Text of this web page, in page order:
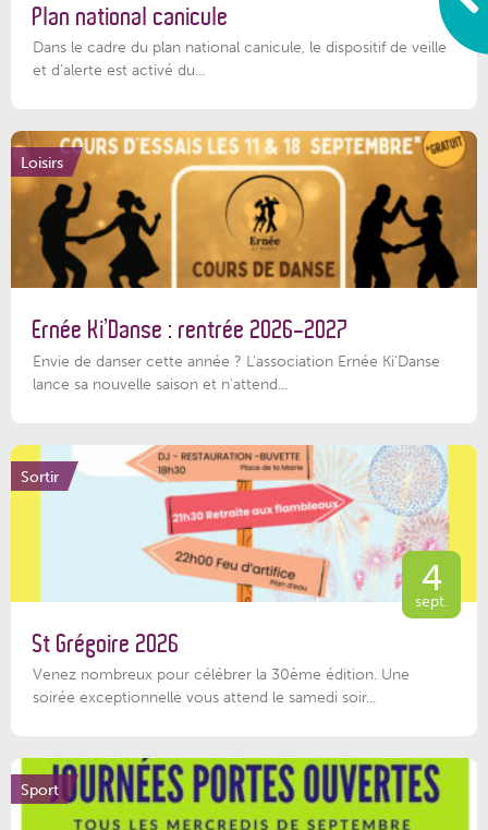
Plan national canicule
Dans le cadre du plan national canicule, le dispositif de veille
et d’alerte est activé du...
Loisirs
Ernée Ki’Danse : rentrée 2026-2027
Envie de danser cette année ? L'association Ernée Ki'Danse
lance sa nouvelle saison et n'attend...
Sortir
4
sept.
St Grégoire 2026
Venez nombreux pour célébrer la 30ème édition. Une
soirée exceptionnelle vous attend le samedi soir...
Sport